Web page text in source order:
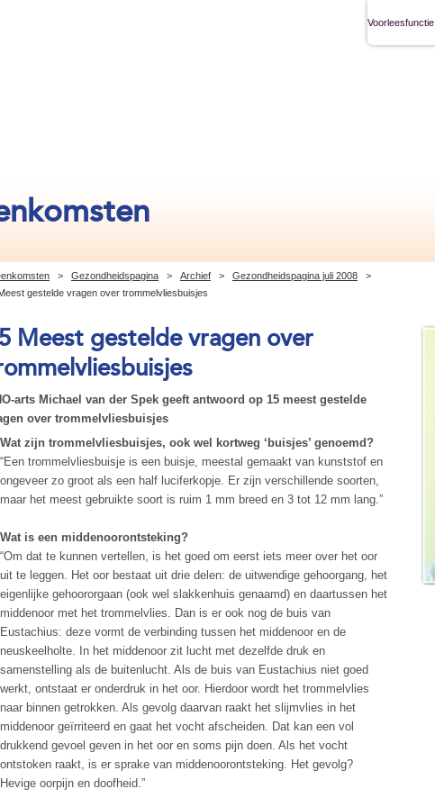
Voorleesfunctie
> Gezondheidspagina > Archief > Gezondheidspagina juli 2008
>
gestelde vragen over trommelvliesbuisjes
Meest gestelde vragen over
arts Michael van der Spek geeft antwoord op 15 meest gestelde
over trommelvliesbuisjes
Wat zijn trommelvliesbuisjes, ook wel kortweg ‘buisjes’ genoemd?
“Een trommelvliesbuisje is een buisje, meestal gemaakt van kunststof en
ongeveer zo groot als een half luciferkopje. Er zijn verschillende soorten,
maar het meest gebruikte soort is ruim 1 mm breed en 3 tot 12 mm lang.”
Wat is een middenoorontsteking?
“Om dat te kunnen vertellen, is het goed om eerst iets meer over het oor
uit te leggen. Het oor bestaat uit drie delen: de uitwendige gehoorgang, het
eigenlijke gehoororgaan (ook wel slakkenhuis genaamd) en daartussen het
middenoor met het trommelvlies. Dan is er ook nog de buis van
Eustachius: deze vormt de verbinding tussen het middenoor en de
neuskeelholte. In het middenoor zit lucht met dezelfde druk en
samenstelling als de buitenlucht. Als de buis van Eustachius niet goed
werkt, ontstaat er onderdruk in het oor. Hierdoor wordt het trommelvlies
naar binnen getrokken. Als gevolg daarvan raakt het slijmvlies in het
middenoor geïrriteerd en gaat het vocht afscheiden. Dat kan een vol
drukkend gevoel geven in het oor en soms pijn doen. Als het vocht
ontstoken raakt, is er sprake van middenoorontsteking. Het gevolg?
Hevige oorpijn en doofheid.”